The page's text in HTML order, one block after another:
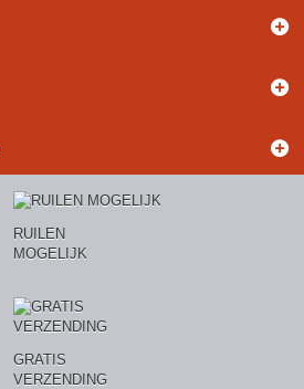
RUILEN
MOGELIJK
GRATIS
VERZENDING